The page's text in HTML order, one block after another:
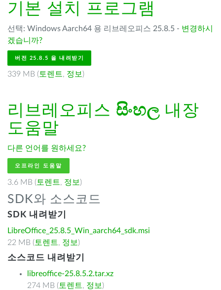
기본 설치 프로그램
선택: Windows Aarch64 용 리브레오피스 25.8.5 - 변경하시
겠습니까?
버전 25.8.5 을 내려받기
339 MB ( 토렌트, 정보 )
리브레오피스 සිංහල 내장
도움말
다른 언어를 원하세요?
오프라인 도움말
3.6 MB ( 토렌트, 정보 )
SDK와 소스코드
SDK 내려받기
LibreOffice_25.8.5_Win_aarch64_sdk.msi
22 MB ( 토렌트, 정보 )
소스코드 내려받기
libreoffice-25.8.5.2.tar.xz
274 MB ( 토렌트, 정보 )